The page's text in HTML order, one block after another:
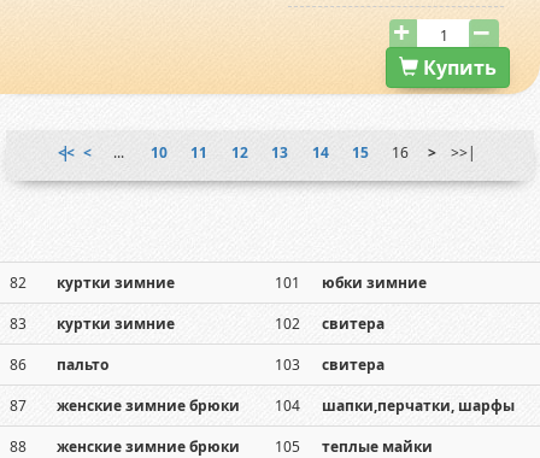
Купить
|<< < ... 10 11 12 13 14 15 16 > >>|
82 куртки зимние 101
юбки зимние
83
куртки зимние 102
свитера
86
пальто 103
свитера
87
женские зимние брюки 104
шапки,перчатки, шарфы
88
женские зимние брюки 105
теплые майки